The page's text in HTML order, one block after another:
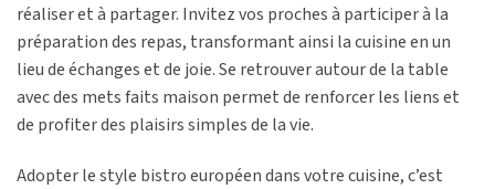
réaliser et à partager. Invitez vos proches à participer à la
préparation des repas, transformant ainsi la cuisine en un
lieu de échanges et de joie. Se retrouver autour de la table
avec des mets faits maison permet de renforcer les liens et
de profiter des plaisirs simples de la vie.
Adopter le style bistro européen dans votre cuisine, c’est